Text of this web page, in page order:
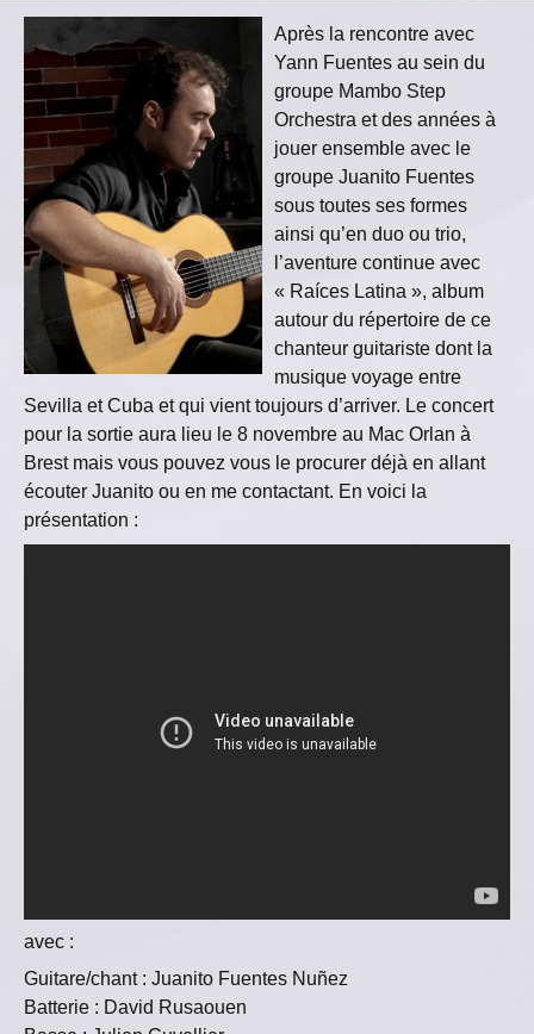
Après la rencontre avec
Yann Fuentes au sein du
groupe Mambo Step
Orchestra et des années à
jouer ensemble avec le
groupe Juanito Fuentes
sous toutes ses formes
ainsi qu’en duo ou trio,
l’aventure continue avec
« Raíces Latina », album
autour du répertoire de ce
chanteur guitariste dont la
musique voyage entre
Sevilla et Cuba et qui vient toujours d’arriver. Le concert
pour la sortie aura lieu le 8 novembre au Mac Orlan à
Brest mais vous pouvez vous le procurer déjà en allant
écouter Juanito ou en me contactant. En voici la
présentation :
avec :
Guitare/chant : Juanito Fuentes Nuñez
Batterie : David Rusaouen